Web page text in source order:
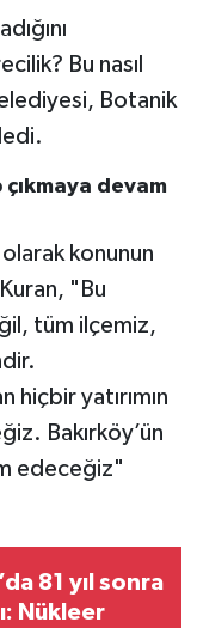
Bu nasıl
Botanik
çıkmaya devam
olarak konunun
"Bu
tüm ilçemiz,
hiçbir yatırımın
Bakırköy’ün
edeceğiz"
81 yıl sonra
Nükleer